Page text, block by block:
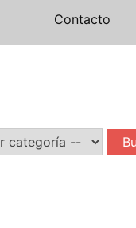
Contacto